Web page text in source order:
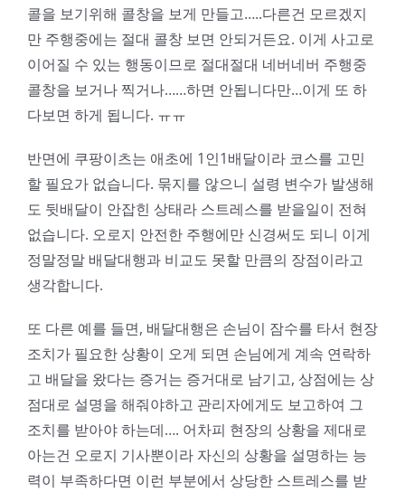
콜을 보기위해 콜창을 보게 만들고…..다른건 모르겠지
만 주행중에는 절대 콜창 보면 안되거든요. 이게 사고로
이어질 수 있는 행동이므로 절대절대 네버네버 주행중
콜창을 보거나 찍거나……하면 안됩니다만…이게 또 하
다보면 하게 됩니다. ㅠㅠ
반면에 쿠팡이츠는 애초에 1인1배달이라 코스를 고민
할 필요가 없습니다. 묶지를 않으니 설령 변수가 발생해
도 뒷배달이 안잡힌 상태라 스트레스를 받을일이 전혀
없습니다. 오로지 안전한 주행에만 신경써도 되니 이게
정말정말 배달대행과 비교도 못할 만큼의 장점이라고
생각합니다.
또 다른 예를 들면, 배달대행은 손님이 잠수를 타서 현장
조치가 필요한 상황이 오게 되면 손님에게 계속 연락하
고 배달을 왔다는 증거는 증거대로 남기고, 상점에는 상
점대로 설명을 해줘야하고 관리자에게도 보고하여 그
조치를 받아야 하는데…. 어차피 현장의 상황을 제대로
아는건 오로지 기사뿐이라 자신의 상황을 설명하는 능
력이 부족하다면 이런 부분에서 상당한 스트레스를 받